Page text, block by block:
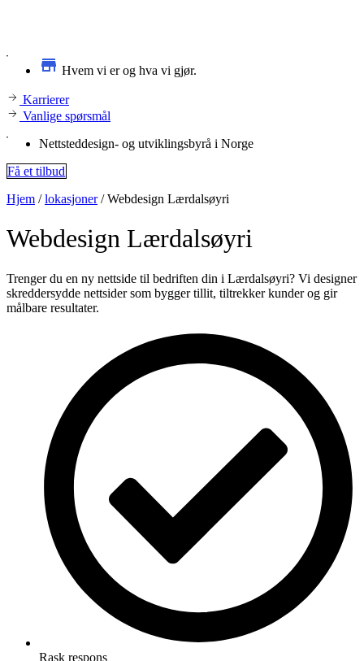
Hvem vi er og hva vi gjør.
Karrierer
Vanlige spørsmål
Nettsteddesign- og utviklingsbyrå i Norge
Få et tilbud
Hjem /lokasjoner/Webdesign Lærdalsøyri
Webdesign Lærdalsøyri
Trenger du en ny nettside til bedriften din i Lærdalsøyri? Vi designer
skreddersydde nettsider som bygger tillit, tiltrekker kunder og gir
målbare resultater.
Rask respons